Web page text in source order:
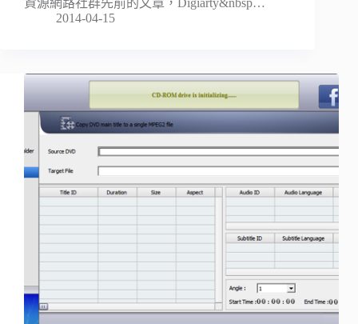
資源網路社群先前的文章，Digiarty&nbsp…
2014-04-15